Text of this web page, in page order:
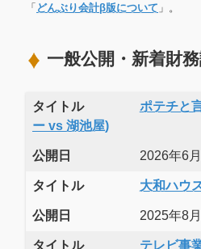
「 どんぶり会計β版について 」。
一般公開・新着財
タイトル
ポテチと
ー vs 湖池屋)
公開日 2026年6
タイトル 大和ハウ
公開日 2025年8
タイトル
テレビ事